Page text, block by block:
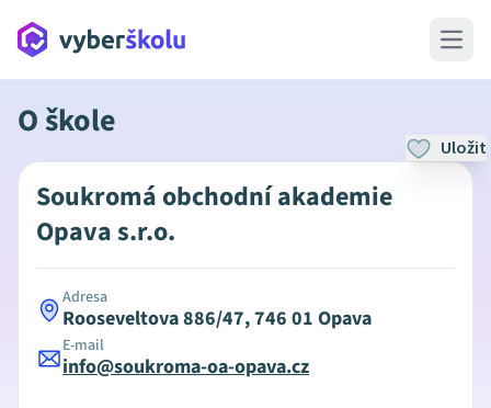
Open
O škole
Uložit
Soukromá obchodní akademie
Opava s.r.o.
Adresa
Rooseveltova 886/47, 746 01 Opava
E-mail
info@soukroma-oa-opava.cz